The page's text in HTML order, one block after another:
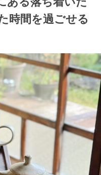
時間を過ごせる